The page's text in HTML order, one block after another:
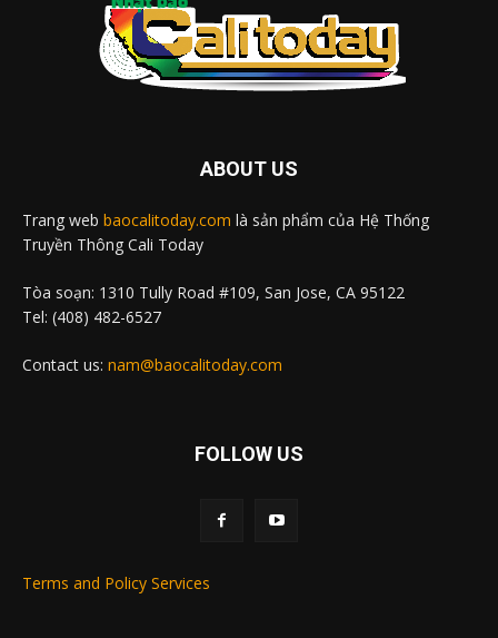
ABOUT US
Trang web baocalitoday.com là sản phẩm của Hệ Thống
Truyền Thông Cali Today
Tòa soạn: 1310 Tully Road #109, San Jose, CA 95122
Tel: (408) 482-6527
Contact us: nam@baocalitoday.com
FOLLOW US
Terms and Policy Services